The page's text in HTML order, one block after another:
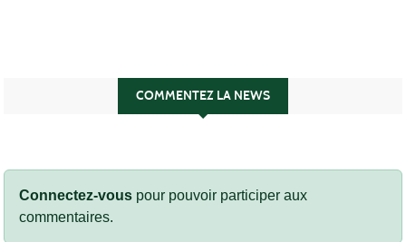
COMMENTEZ LA NEWS
Connectez-vous pour pouvoir participer aux
commentaires.